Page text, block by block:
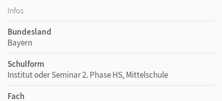
Infos
Bundesland
Bayern
Schulform
Institut oder Seminar 2. Phase HS, Mittelschule
Fach